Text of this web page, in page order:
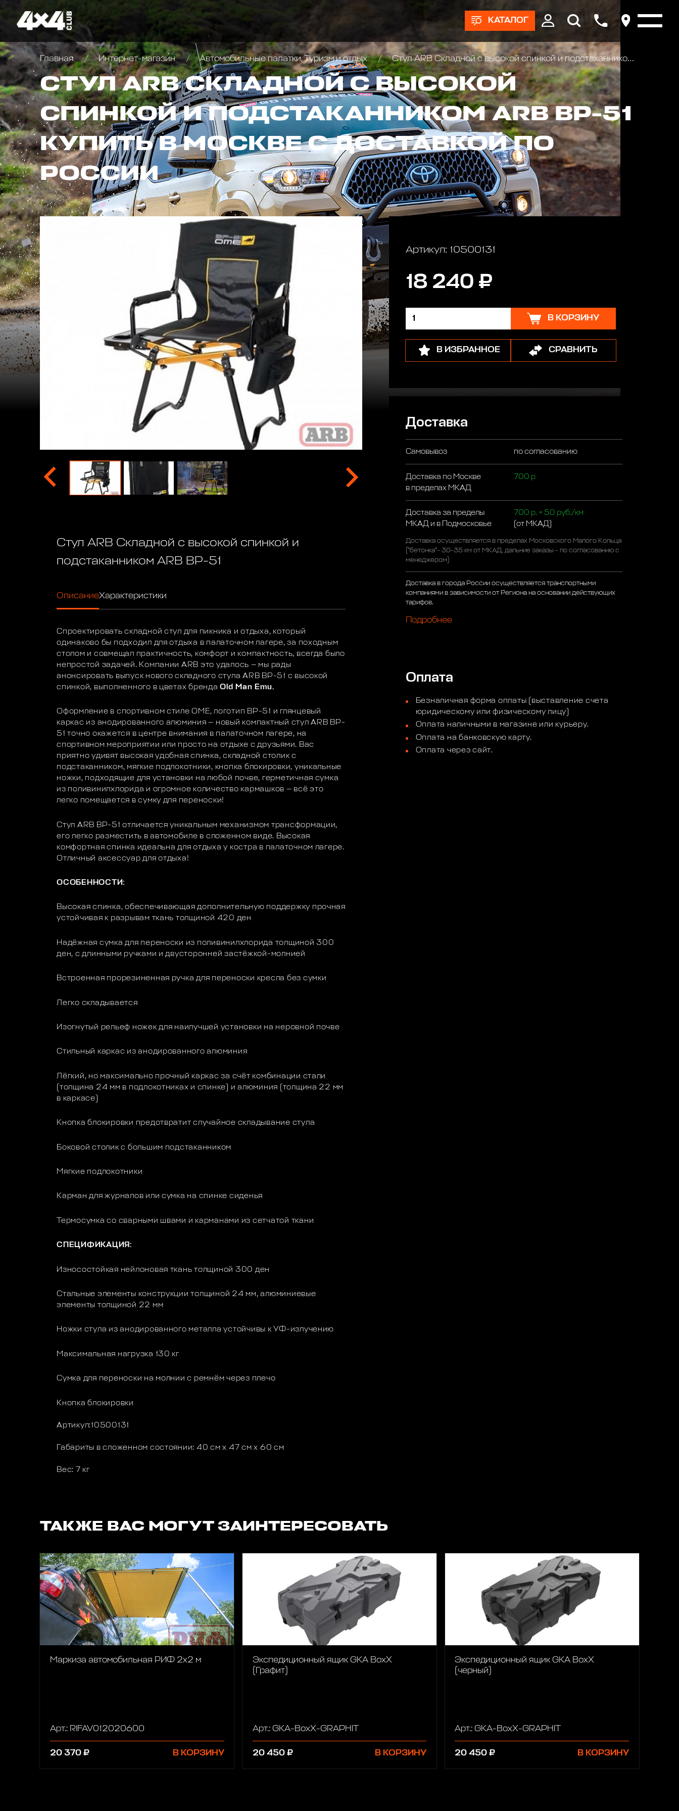
КАТАЛОГ
Главная Интернет-магазин Автомобильные палатки, Туризм и отдых Стул ARB Складной с высокой спинкой и подстаканником ARB BP-51
СТУЛ ARB СКЛАДНОЙ С ВЫСОКОЙ
СПИНКОЙ И ПОДСТАКАННИКОМ ARB BP-51
КУПИТЬ В МОСКВЕ С ДОСТАВКОЙ ПО
РОССИИ
Стул ARB Складной с высокой спинкой и
подстаканником ARB BP-51
ОписаниеХарактеристики
Спроектировать складной стул для пикника и отдыха, который
одинаково бы подходил для отдыха в палаточном лагере, за походным
столом и совмещал практичность, комфорт и компактность, всегда было
непростой задачей. Компании ARB это удалось — мы рады
анонсировать выпуск нового складного стула ARB BP-51 с высокой
спинкой, выполненного в цветах брендаOld Man Emu.
Оформление в спортивном стиле OME, логотип BP-51 и глянцевый
каркас из анодированного алюминия — новый компактный стул ARB BP-
51 точно окажется в центре внимания в палаточном лагере, на
спортивном мероприятии или просто на отдыхе с друзьями. Вас
приятно удивят высокая удобная спинка, складной столик с
подстаканником, мягкие подлокотники, кнопка блокировки, уникальные
ножки, подходящие для установки на любой почве, герметичная сумка
из поливинилхлорида и огромное количество кармашков — всё это
легко помещается в сумку для переноски!
Стул ARB BP-51 отличается уникальным механизмом трансформации,
его легко разместить в автомобиле в сложенном виде. Высокая
комфортная спинка идеальна для отдыха у костра в палаточном лагере.
Отличный аксессуар для отдыха!
ОСОБЕННОСТИ:
Высокая спинка, обеспечивающая дополнительную поддержку прочная
устойчивая к разрывам ткань толщиной 420 ден
Надёжная сумка для переноски из поливинилхлорида толщиной 300
ден, с длинными ручками и двусторонней застёжкой-молнией
Встроенная прорезиненная ручка для переноски кресла без сумки
Легко складывается
Изогнутый рельеф ножек для наилучшей установки на неровной почве
Стильный каркас из анодированного алюминия
Лёгкий, но максимально прочный каркас за счёт комбинации стали
(толщина 24 мм в подлокотниках и спинке) и алюминия (толщина 22 мм
в каркасе)
Кнопка блокировки предотвратит случайное складывание стула
Боковой столик с большим подстаканником
Мягкие подлокотники
Карман для журналов или сумка на спинке сиденья
Термосумка со сварными швами и карманами из сетчатой ткани
СПЕЦИФИКАЦИЯ:
Износостойкая нейлоновая ткань толщиной 300 ден
Стальные элементы конструкции толщиной 24 мм, алюминиевые
элементы толщиной 22 мм
Ножки стула из анодированного металла устойчивы к УФ-излучению
Максимальная нагрузка 130 кг
Сумка для переноски на молнии с ремнём через плечо
Кнопка блокировки
Артикул:10500131
Габариты в сложенном состоянии: 40 см х 47 см х 60 см
Вес: 7 кг
Артикул: 10500131
18 240 ₽
В КОРЗИНУ
В ИЗБРАННОЕ СРАВНИТЬ
Доставка
Самовывоз по согласованию
Доставка по Москве
в пределах МКАД
700 р
Доставка за пределы
МКАД и в Подмосковье
700 р. + 50 руб./км
(от МКАД)
Доставка осуществляется в пределах Московского Малого Кольца
("бетонка"- 30-35 км от МКАД, дальние заказы - по согласованию с
менеджером)
Доставка в города России осуществляется транспортными
компаниями в зависимости от Региона на основании действующих
тарифов.
Подробнее
Оплата
Безналичная форма оплаты (выставление счета
юридическому или физическому лицу)
Оплата наличными в магазине или курьеру.
Оплата на банковскую карту.
Оплата через сайт.
ТАКЖЕ ВАС МОГУТ ЗАИНТЕРЕСОВАТЬ
Маркиза автомобильная РИФ 2х2 м
Арт.: RIFAV012020600
20 370 ₽ В КОРЗИНУ
Экспедиционный ящик GKA BoxX
(Графит)
Арт.: GKA-BoxX-GRAPHIT
20 450 ₽ В КОРЗИНУ
Экспедиционный ящик GKA BoxX
(черный)
Арт.: GKA-BoxX-GRAPHIT
20 450 ₽ В КОРЗИНУ